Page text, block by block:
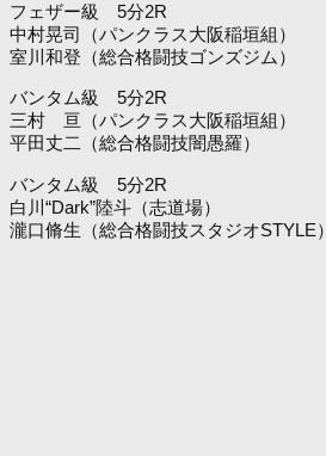
フェザー級 5分2R
中村晃司（パンクラス大阪稲垣組）
室川和登（総合格闘技ゴンズジム）
バンタム級 5分2R
三村 亘（パンクラス大阪稲垣組）
平田丈二（総合格闘技闇愚羅）
バンタム級 5分2R
白川“Dark”陸斗（志道場）
瀧口脩生（総合格闘技スタジオSTYLE）